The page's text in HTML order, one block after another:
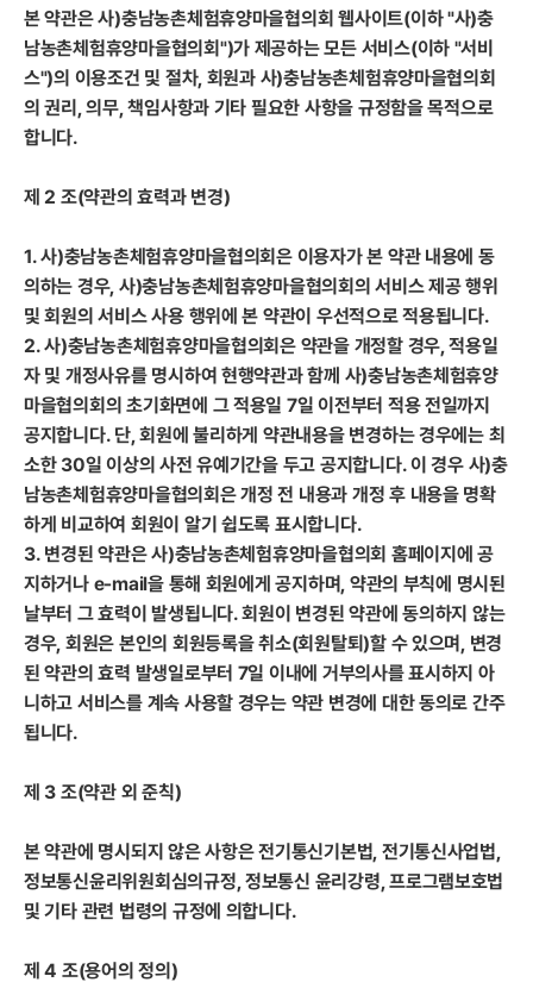
본 약관은 사)충남농촌체험휴양마을협의회 웹사이트(이하 "사)충
남농촌체험휴양마을협의회")가 제공하는 모든 서비스(이하 "서비
스")의 이용조건 및 절차, 회원과 사)충남농촌체험휴양마을협의회
의 권리, 의무, 책임사항과 기타 필요한 사항을 규정함을 목적으로
합니다.
제 2 조(약관의 효력과 변경)
1. 사)충남농촌체험휴양마을협의회은 이용자가 본 약관 내용에 동
의하는 경우, 사)충남농촌체험휴양마을협의회의 서비스 제공 행위
및 회원의 서비스 사용 행위에 본 약관이 우선적으로 적용됩니다.
2. 사)충남농촌체험휴양마을협의회은 약관을 개정할 경우, 적용일
자 및 개정사유를 명시하여 현행약관과 함께 사)충남농촌체험휴양
마을협의회의 초기화면에 그 적용일 7일 이전부터 적용 전일까지
공지합니다. 단, 회원에 불리하게 약관내용을 변경하는 경우에는 최
소한 30일 이상의 사전 유예기간을 두고 공지합니다. 이 경우 사)충
남농촌체험휴양마을협의회은 개정 전 내용과 개정 후 내용을 명확
하게 비교하여 회원이 알기 쉽도록 표시합니다.
3. 변경된 약관은 사)충남농촌체험휴양마을협의회 홈페이지에 공
지하거나 e-mail을 통해 회원에게 공지하며, 약관의 부칙에 명시된
날부터 그 효력이 발생됩니다. 회원이 변경된 약관에 동의하지 않는
경우, 회원은 본인의 회원등록을 취소(회원탈퇴)할 수 있으며, 변경
된 약관의 효력 발생일로부터 7일 이내에 거부의사를 표시하지 아
니하고 서비스를 계속 사용할 경우는 약관 변경에 대한 동의로 간주
됩니다.
제 3 조(약관 외 준칙)
본 약관에 명시되지 않은 사항은 전기통신기본법, 전기통신사업법,
정보통신윤리위원회심의규정, 정보통신 윤리강령, 프로그램보호법
및 기타 관련 법령의 규정에 의합니다.
제 4 조(용어의 정의)